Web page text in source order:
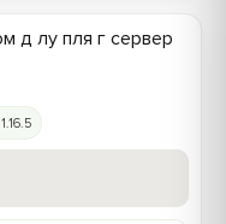
д лу пля г сервер